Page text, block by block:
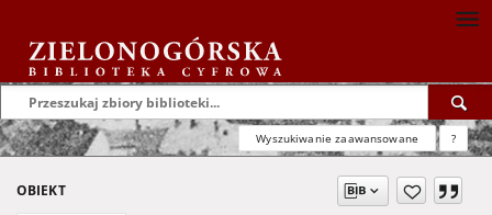
Wyszukiwanie zaawansowane ?
OBIEKT